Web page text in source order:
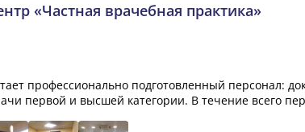
«Частная врачебная практика»
профессионально подготовленный персонал:
первой и высшей категории. В течение всего